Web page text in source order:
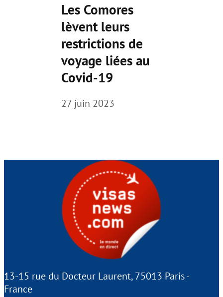
Les Comores
lèvent leurs
restrictions de
voyage liées au
Covid-19
27 juin 2023
13-15 rue du Docteur Laurent, 75013 Paris -
France